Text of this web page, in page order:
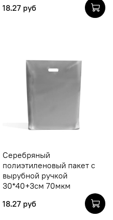
18.27 руб
Серебряный
полиэтиленовый пакет с
вырубной ручкой
30*40+3см 70мкм
18.27 руб